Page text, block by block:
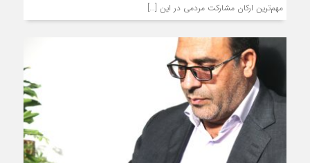
مهم‌ترین ارکان مشارکت مردمی در این […]